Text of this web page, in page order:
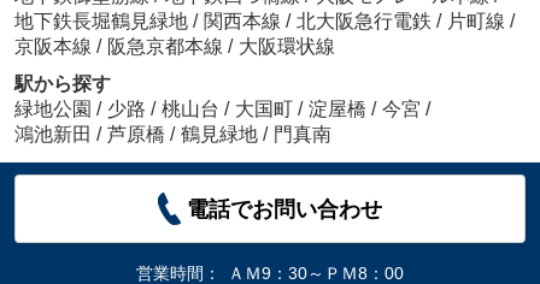
地下鉄長堀鶴見緑地 / 関西本線 / 北大阪急行電鉄 / 片町線 /
京阪本線 / 阪急京都本線 / 大阪環状線
駅から探す
緑地公園 / 少路 / 桃山台 / 大国町 / 淀屋橋 / 今宮 /
鴻池新田 / 芦原橋 / 鶴見緑地 / 門真南
電話でお問い合わせ
営業時間：
ＡＭ9：30～ＰＭ8：00